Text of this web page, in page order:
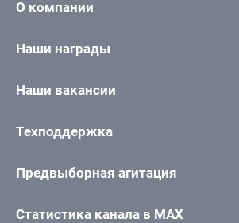
О компании
Наши награды
Наши вакансии
Техподдержка
Предвыборная агитация
Статистика канала в MAX